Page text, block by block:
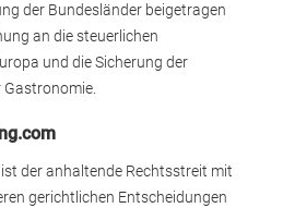
der Bundesländer beigetragen
an die steuerlichen
und die Sicherung der
der anhaltende Rechtsstreit mit
gerichtlichen Entscheidungen